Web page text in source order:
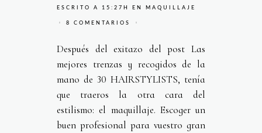
ESCRITO A 15:27H EN MAQUILLAJE
8 COMENTARIOS
Después del exitazo del post Las
mejores trenzas y recogidos de la
mano de 30 HAIRSTYLISTS, tenía
que traeros la otra cara del
estilismo: el maquillaje. Escoger un
buen profesional para vuestro gran